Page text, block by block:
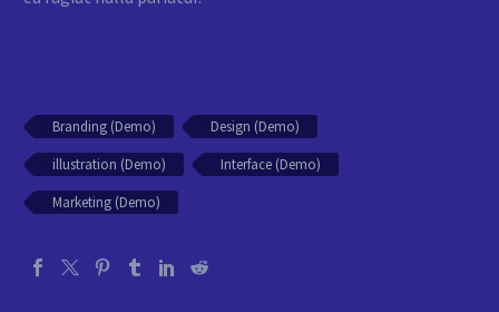
Branding (Demo)
Design (Demo)
illustration (Demo)
Interface (Demo)
Marketing (Demo)